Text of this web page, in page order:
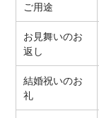
ご用途
お見舞いのお
返し
結婚祝いのお
礼